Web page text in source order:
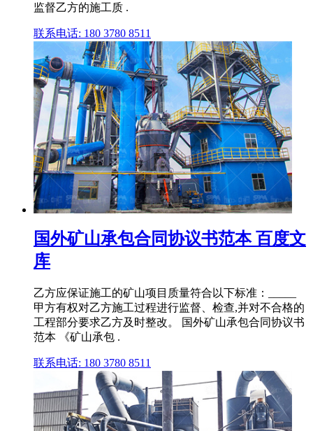
监督乙方的施工质 .
联系电话: 180 3780 8511
国外矿山承包合同协议书范本 百度文
库
乙方应保证施工的矿山项目质量符合以下标准：_____
甲方有权对乙方施工过程进行监督、检查,并对不合格的
工程部分要求乙方及时整改。 国外矿山承包合同协议书
范本 《矿山承包 .
联系电话: 180 3780 8511